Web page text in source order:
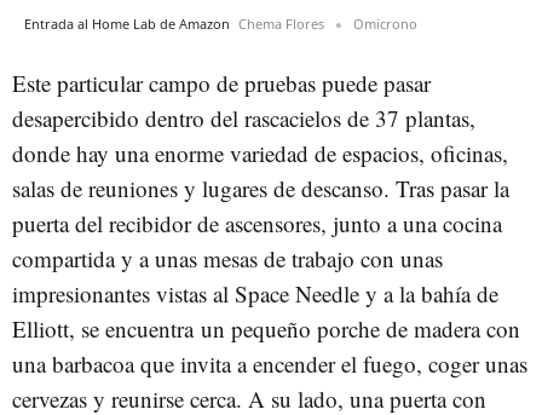
Entrada al Home Lab de Amazon Chema Flores Omicrono
Este particular campo de pruebas puede pasar
desapercibido dentro del rascacielos de 37 plantas,
donde hay una enorme variedad de espacios, oficinas,
salas de reuniones y lugares de descanso. Tras pasar la
puerta del recibidor de ascensores, junto a una cocina
compartida y a unas mesas de trabajo con unas
impresionantes vistas al Space Needle y a la bahía de
Elliott, se encuentra un pequeño porche de madera con
una barbacoa que invita a encender el fuego, coger unas
cervezas y reunirse cerca. A su lado, una puerta con